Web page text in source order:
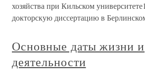
хозяйства при Кильском
докторскую диссертацию в
Основные даты жизни и
деятельности